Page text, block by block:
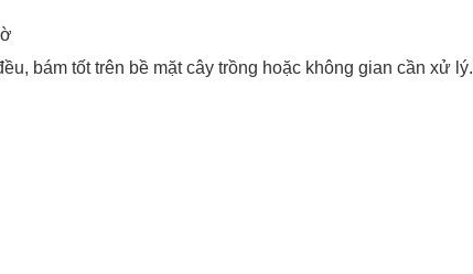
bám tốt trên bề mặt cây trồng hoặc không gian cần xử lý.